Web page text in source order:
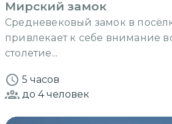
Мирский замок
Средневековый замок в
привлекает к себе внимание
столетие...
5 часов
до 4человек